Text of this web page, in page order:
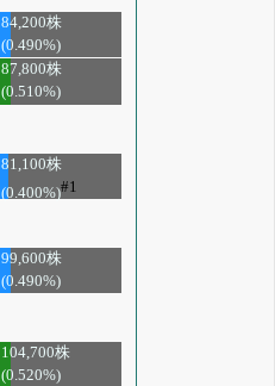
84,200株
(0.490%)
87,800株
(0.510%)
81,100株
(0.400%)#1
99,600株
(0.490%)
104,700株
(0.520%)